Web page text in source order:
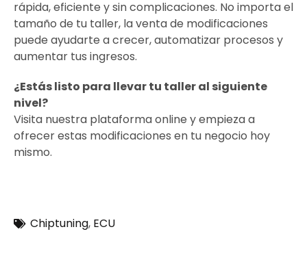
rápida, eficiente y sin complicaciones. No importa el
tamaño de tu taller, la venta de modificaciones
puede ayudarte a crecer, automatizar procesos y
aumentar tus ingresos.
¿Estás listo para llevar tu taller al siguiente
nivel?
Visita nuestra plataforma online y empieza a
ofrecer estas modificaciones en tu negocio hoy
mismo.
Chiptuning, ECU